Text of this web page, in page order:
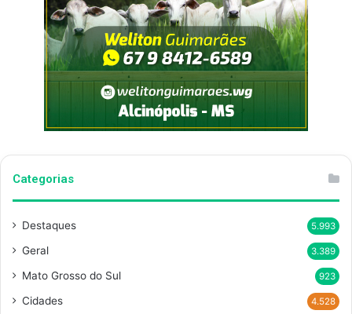
Categorias
Destaques 5.993
Geral 3.389
Mato Grosso do Sul 923
Cidades 4.528